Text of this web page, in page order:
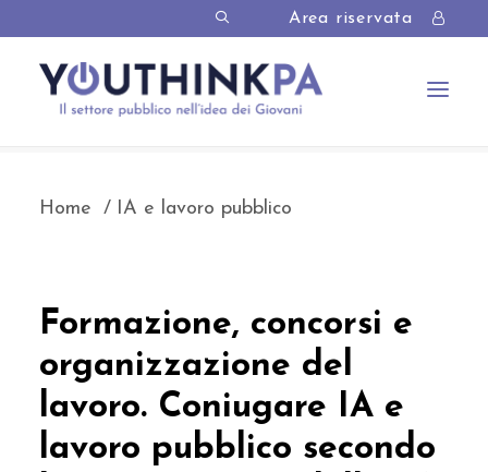
Area riservata
Home IA e lavoro pubblico
Formazione, concorsi e
organizzazione del
lavoro. Coniugare IA e
lavoro pubblico secondo